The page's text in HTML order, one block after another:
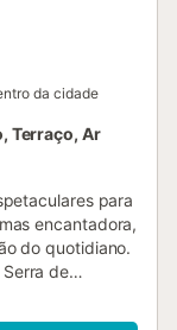
da cidade
Terraço, Ar
para
encantadora,
do quotidiano.
de
estilo rústico e